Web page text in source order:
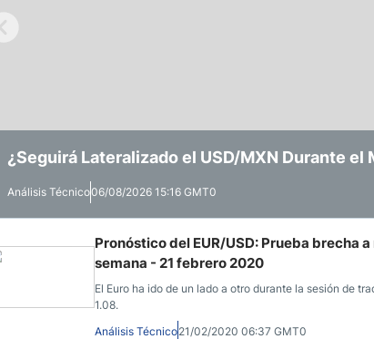
Mercado Libre (MELI)
(SAN)
Todas las Acciones
¿Seguirá Lateralizado el USD/MXN Durante el
Análisis Técnico06/08/2026 15:16 GMT0
EUR/USD Continúa Operando Sin Ninguna
Análisis Técnico06/08/2026 14:58 GMT0
Electoral
Análisis Técnico06/08/2026 11:59 GMT0
Pronóstico del EUR/USD: Prueba brecha
semana - 21 febrero 2020
El Euro ha ido de un lado a otro durante la sesión de
1.08.
Análisis Técnico21/02/2020 06:37 GMT0